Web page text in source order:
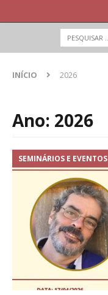
INÍCIO 2026
Ano: 2026
SEMINÁRIOS E EVENTOS